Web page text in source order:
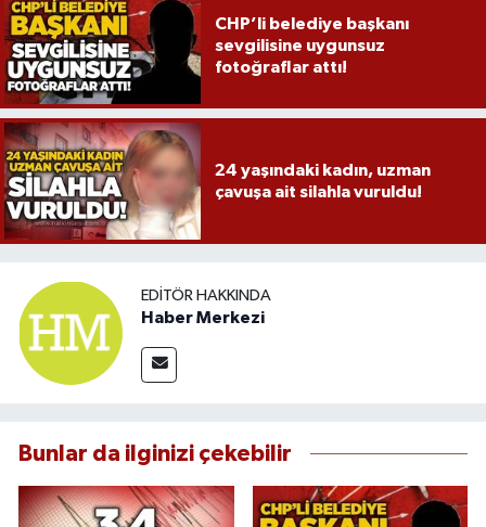
CHP’li belediye başkanı
sevgilisine uygunsuz
fotoğraflar attı!
24 yaşındaki kadın, uzman
çavuşa ait silahla vuruldu!
EDITÖR HAKKINDA
Haber Merkezi
Bunlar da ilginizi çekebilir